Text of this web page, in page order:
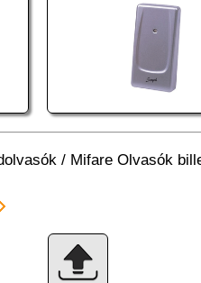
/ Mifare Olvasók